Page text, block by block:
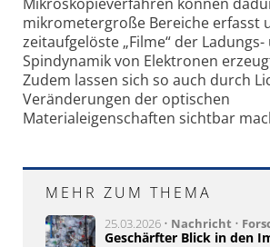
mikrometergroße Bereiche erfasst
zeitaufgelöste „Filme“ der Ladungs-
Spindynamik von Elektronen
Zudem lassen sich so auch durch
Veränderungen der optischen
Materialeigenschaften sichtbar
MEHR ZUM THEMA
25.03.2026 • Nachricht •
Geschärfter Blick in den